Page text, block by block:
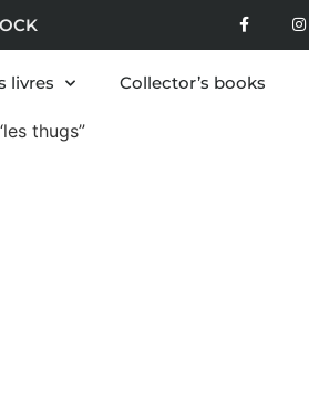
livres Collector’s books
thugs”